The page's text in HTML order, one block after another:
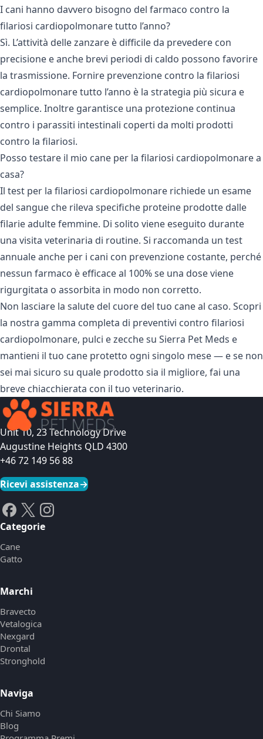
I cani hanno davvero bisogno del farmaco contro la
filariosi cardiopolmonare tutto l’anno?
Sì. L’attività delle zanzare è difficile da prevedere con
precisione e anche brevi periodi di caldo possono favorire
la trasmissione. Fornire prevenzione contro la filariosi
cardiopolmonare tutto l’anno è la strategia più sicura e
semplice. Inoltre garantisce una protezione continua
contro i parassiti intestinali coperti da molti prodotti
contro la filariosi.
Posso testare il mio cane per la filariosi cardiopolmonare a
casa?
Il test per la filariosi cardiopolmonare richiede un esame
del sangue che rileva specifiche proteine prodotte dalle
filarie adulte femmine. Di solito viene eseguito durante
una visita veterinaria di routine. Si raccomanda un test
annuale anche per i cani con prevenzione costante, perché
nessun farmaco è efficace al 100% se una dose viene
rigurgitata o assorbita in modo non corretto.
Non lasciare la salute del cuore del tuo cane al caso. Scopri
la nostra gamma completa di preventivi contro filariosi
cardiopolmonare, pulci e zecchesu Sierra Pet Meds e
mantieni il tuo cane protetto ogni singolo mese — e se non
sei mai sicuro su quale prodotto sia il migliore, fai una
breve chiacchierata con il tuo veterinario.
Unit 10, 23 Technology Drive
Augustine Heights QLD 4300
+46 72 149 56 88
Ricevi assistenza→
Categorie
Cane
Gatto
Marchi
Bravecto
Vetalogica
Nexgard
Drontal
Stronghold
Naviga
Chi Siamo
Blog